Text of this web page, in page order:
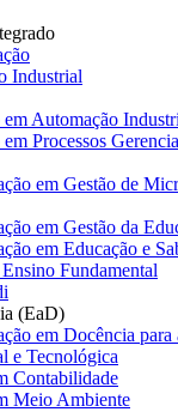
Industrial
Automação
Processos
em Gestão de
em Gestão da
em Educação e
Fundamental
(EaD)
em Docência para
e Tecnológica
Contabilidade
Meio Ambiente